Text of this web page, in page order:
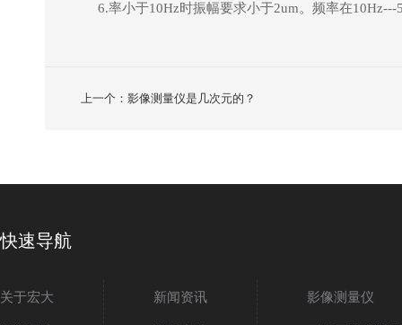
6.率小于10Hz时振幅要求小于2um。频率在10Hz---
上一个：影像测量仪是几次元的？
快速导航
关于宏大 新闻资讯 影像测量仪